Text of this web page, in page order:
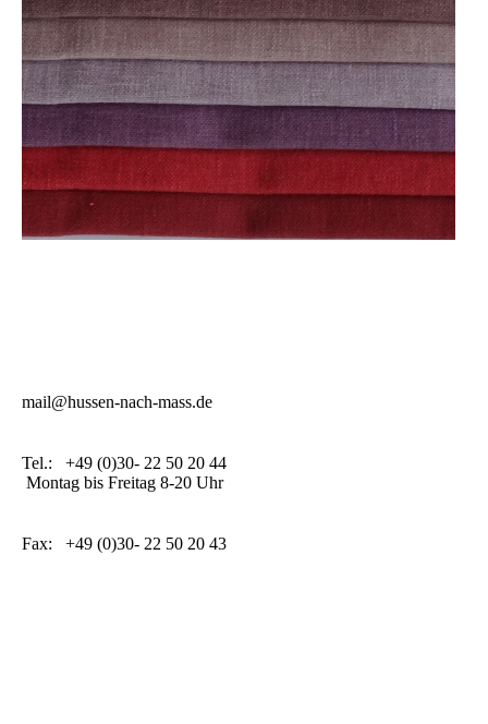
mail@hussen-nach-mass.de
Tel.: +49 (0)30- 22 50 20 44
Montag bis Freitag 8-20 Uhr
Fax: +49 (0)30- 22 50 20 43